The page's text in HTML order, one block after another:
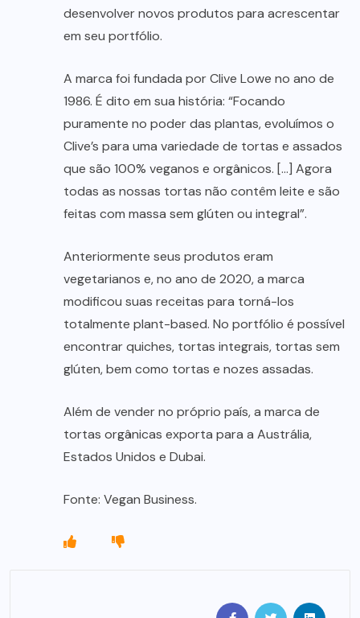
desenvolver novos produtos para acrescentar
em seu portfólio.
A marca foi fundada por Clive Lowe no ano de
1986. É dito em sua história: “Focando
puramente no poder das plantas, evoluímos o
Clive’s para uma variedade de tortas e assados ​​
que são 100% veganos e orgânicos. […] Agora
todas as nossas tortas não contêm leite e são
feitas com massa sem glúten ou integral”.
Anteriormente seus produtos eram
vegetarianos e, no ano de 2020, a marca
modificou suas receitas para torná-los
totalmente plant-based. No portfólio é possível
encontrar quiches, tortas integrais, tortas sem
glúten, bem como tortas e nozes assadas.
Além de vender no próprio país, a marca de
tortas orgânicas exporta para a Austrália,
Estados Unidos e Dubai.
Fonte: Vegan Business.